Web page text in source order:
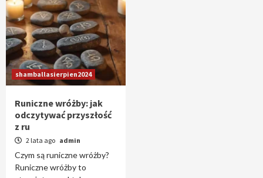
shamballasierpien2024
Runiczne wróżby: jak
odczytywać przyszłość
z ru
2 lata ago admin
Czym są runiczne wróżby?
Runiczne wróżby to